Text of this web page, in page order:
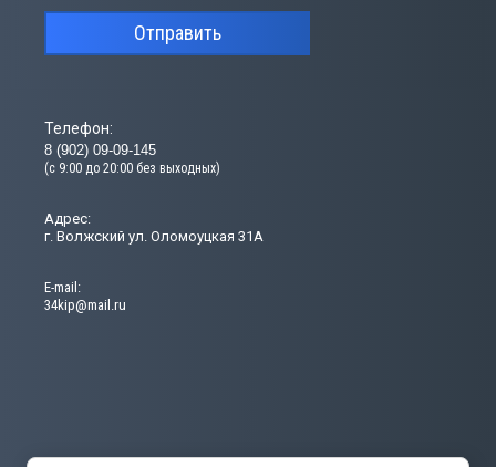
Телефон:
8 (902) 09-09-145
(с 9:00 до 20:00 без выходных)
Адрес:
г. Волжский ул. Оломоуцкая 31А
Е-mail:
34kip@mail.ru
Отправить